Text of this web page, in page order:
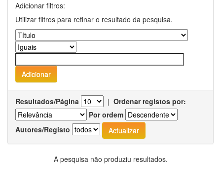
Adicionar filtros:
Utilizar filtros para refinar o resultado da pesquisa.
Resultados/Página | Ordenar registos por:
Por ordem
Autores/Registo
A pesquisa não produziu resultados.